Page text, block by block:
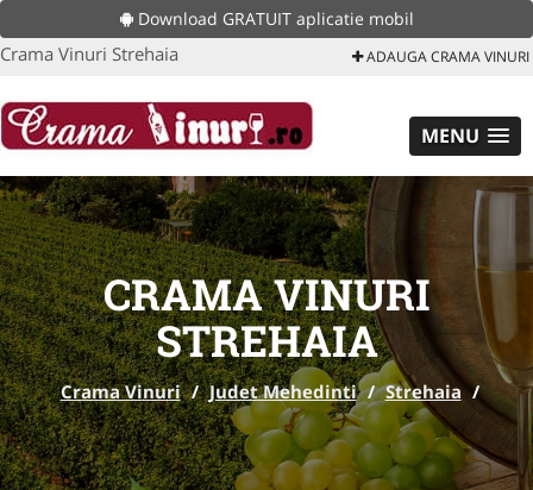
Download GRATUIT aplicatie mobil
Crama Vinuri Strehaia ADAUGA CRAMA VINURI
MENU
CRAMA VINURI
STREHAIA
Crama Vinuri / Judet Mehedinti / Strehaia /